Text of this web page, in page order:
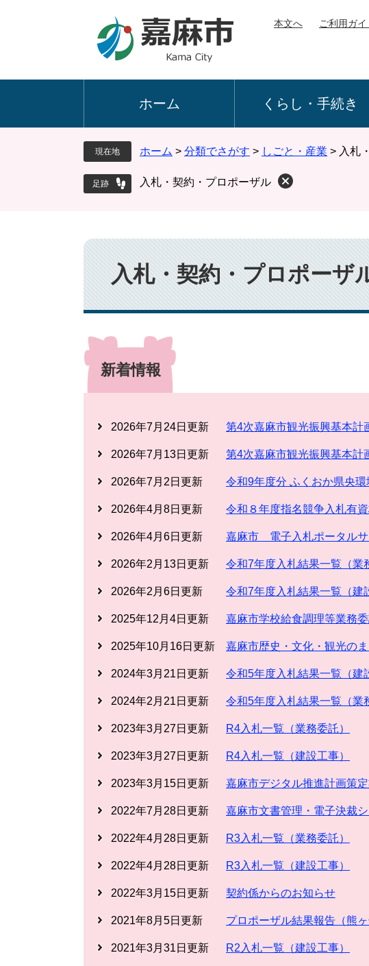
本文へ ご利用ガイ
ホーム くらし・手続き
現在地 ホーム > 分類でさがす > しごと・産業 > 入札
入札・契約・プロポーザル
本
文
入札・契約・プロポーザ
新着情報
2026年7月24日更新 第4次嘉麻市観光振興基本計
2026年7月13日更新 第4次嘉麻市観光振興基本計
2026年7月2日更新 令和9年度分 ふくおか県央
2026年4月8日更新 令和８年度指名競争入札有
2026年4月6日更新 嘉麻市 電子入札ポータルサ
2026年2月13日更新 令和7年度入札結果一覧（業
2026年2月6日更新 令和7年度入札結果一覧（建
2025年12月4日更新 嘉麻市学校給食調理等業務
2025年10月16日更新 嘉麻市歴史・文化・観光の
2024年3月21日更新 令和5年度入札結果一覧（建
2024年2月21日更新 令和5年度入札結果一覧（業
2023年3月27日更新 R4入札一覧（業務委託）
2023年3月27日更新 R4入札一覧（建設工事）
2023年3月15日更新 嘉麻市デジタル推進計画策
2022年7月28日更新 嘉麻市文書管理・電子決裁
2022年4月28日更新 R3入札一覧（業務委託）
2022年4月28日更新 R3入札一覧（建設工事）
2022年3月15日更新 契約係からのお知らせ
2021年8月5日更新 プロポーザル結果報告（熊
2021年3月31日更新 R2入札一覧（建設工事）